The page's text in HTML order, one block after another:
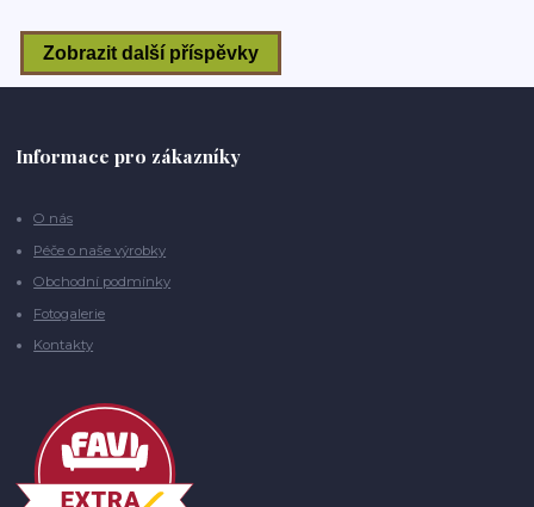
Informace pro zákazníky
O nás
Péče o naše výrobky
Obchodní podmínky
Fotogalerie
Kontakty